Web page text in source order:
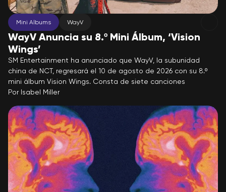
Mini Albums WayV
WayV Anuncia su 8.º Mini Álbum, ‘Vision
Wings’
SM Entertainment ha anunciado que WayV, la subunidad
china de NCT, regresará el 10 de agosto de 2026 con su 8.º
mini álbum Vision Wings. Consta de siete canciones
Por Isabel Miller